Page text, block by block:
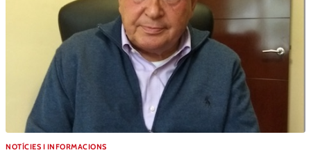
NOTÍCIES I INFORMACIONS